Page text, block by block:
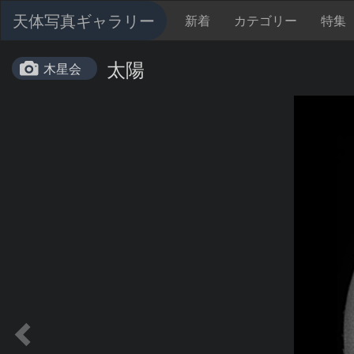
天体写真ギャラリー 新着 カテゴリー 特集
木星会 太陽